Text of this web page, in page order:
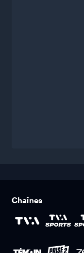
Chaînes